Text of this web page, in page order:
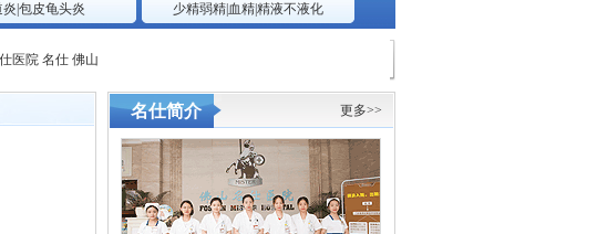
炎 包皮龟头炎
少精弱精| 血精|精液不液化
医院 名仕 佛山
名仕简介 更多>>